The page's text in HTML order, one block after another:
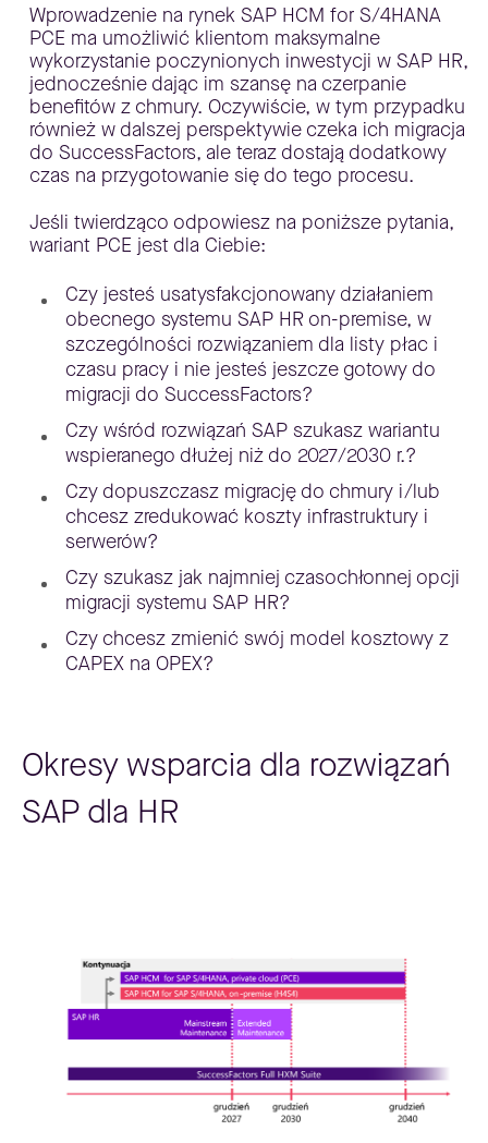
Wprowadzenie na rynek SAP HCM for S/4HANA
PCE ma umożliwić klientom maksymalne
wykorzystanie poczynionych inwestycji w SAP HR,
jednocześnie dając im szansę na czerpanie
benefitów z chmury. Oczywiście, w tym przypadku
również w dalszej perspektywie czeka ich migracja
do SuccessFactors, ale teraz dostają dodatkowy
czas na przygotowanie się do tego procesu.
Jeśli twierdząco odpowiesz na poniższe pytania,
wariant PCE jest dla Ciebie:
Czy jesteś usatysfakcjonowany działaniem
obecnego systemu SAP HR on-premise, w
szczególności rozwiązaniem dla listy płac i
czasu pracy i nie jesteś jeszcze gotowy do
migracji do SuccessFactors?
Czy wśród rozwiązań SAP szukasz wariantu
wspieranego dłużej niż do 2027/2030 r.?
Czy dopuszczasz migrację do chmury i/lub
chcesz zredukować koszty infrastruktury i
serwerów?
Czy szukasz jak najmniej czasochłonnej opcji
migracji systemu SAP HR?
Czy chcesz zmienić swój model kosztowy z
CAPEX na OPEX?
Okresy wsparcia dla rozwiązań
SAP dla HR